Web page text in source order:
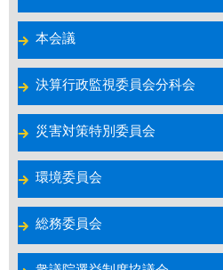
本会議
決算行政監視委員会分科会
災害対策特別委員会
環境委員会
総務委員会